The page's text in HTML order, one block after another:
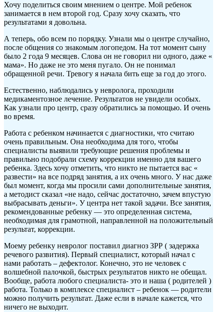
Хочу поделиться своим мнением о центре. Мой ребенок
занимается в нем второй год. Сразу хочу сказать, что
результатами я довольна.
А теперь, обо всем по порядку. Узнали мы о центре случайно,
после общения со знакомым логопедом. На тот момент сыну
было 2 года 9 месяцев. Слова он не говорил ни одного, даже «
мама». Но даже не это меня пугало. Он не понимал
обращенной речи. Тревогу я начала бить еще за год до этого.
Естественно, наблюдались у невролога, проходили
медикаментозное лечение. Результатов не увидели особых.
Как узнали про центр, сразу обратились за помощью. И очень
во время.
Работа с ребенком начинается с диагностики, что считаю
очень правильным. Она необходима для того, чтобы
специалисты выявили требующие решения проблемы и
правильно подобрали схему коррекции именно для вашего
ребенка. Здесь хочу отметить, что никто не пытается вас «
развести» на все подряд занятия, а их очень много. У нас даже
был момент, когда мы просили сами дополнительные занятия,
а методист сказал «не надо, сейчас достаточно, зачем впустую
выбрасывать деньги». У центра нет такой задачи. Все занятия,
рекомендованные ребенку — это определенная система,
необходимая для грамотной, направленной на положительный
результат, коррекции.
Моему ребенку невролог поставил диагноз ЗРР ( задержка
речевого развития). Первый специалист, который начал с
нами работать – дефектолог. Конечно, это не человек с
волшебной палочкой, быстрых результатов никто не обещал.
Вообще, работа любого специалиста- это и наша ( родителей )
работа. Только в комплексе специалист – ребенок — родители
можно получить результат. Даже если в начале кажется, что
ничего не выходит.